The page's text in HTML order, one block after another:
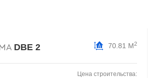
DBE 2 70.81 М2
Цена строительства: